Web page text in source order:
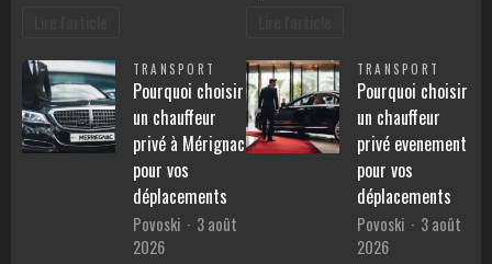
TRANSPORT
Pourquoi choisir
un chauffeur
privé à Mérignac
pour vos
déplacements
Povoski
3 août
2026
TRANSPORT
Pourquoi choisir
un chauffeur
privé evenement
pour vos
déplacements
Povoski
3 août
2026